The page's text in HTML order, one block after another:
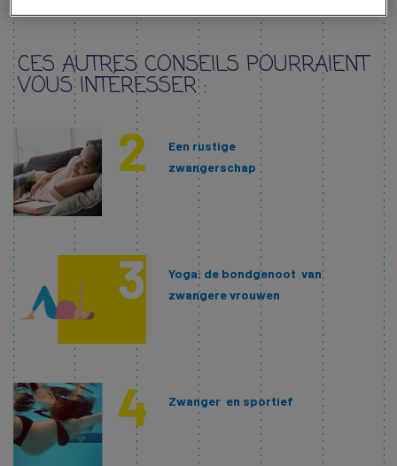
CES AUTRES CONSEILS POURRAIENT
VOUS INTÉRESSER :
Een rustige
zwangerschap
Yoga: de bondgenoot van
zwangere vrouwen
Zwanger en sportief